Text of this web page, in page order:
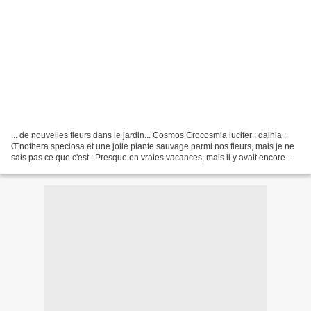
... de nouvelles fleurs dans le jardin... Cosmos Crocosmia lucifer : dalhia :
Œnothera speciosa et une jolie plante sauvage parmi nos fleurs, mais je ne
sais pas ce que c'est : Presque en vraies vacances, mais il y avait encore